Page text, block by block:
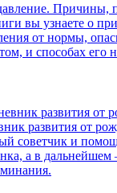
Причины,
вы узнаете о
от нормы,
и способах его
развития от
советчик и
а в